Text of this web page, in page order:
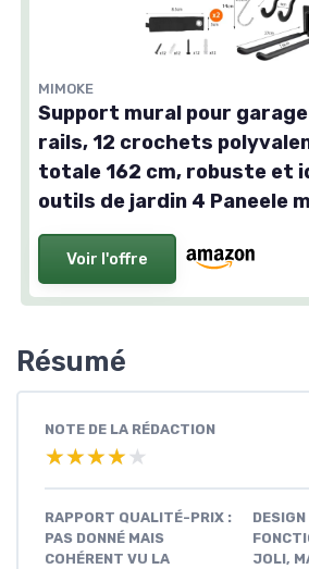
MIMOKE
Support mural pour
rails, 12 crochets
totale 162 cm, robuste et
outils de jardin 4 Paneele
Voir l'offre
Résumé
NOTE DE LA RÉDACTION
★★★★★
★★★★★
RAPPORT QUALITÉ-PRIX :
PAS DONNÉ MAIS
COHÉRENT VU LA
DESIGN
JOLI,